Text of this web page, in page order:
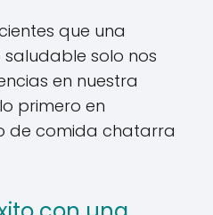
que una
solo nos
en nuestra
primero en
de comida chatarra